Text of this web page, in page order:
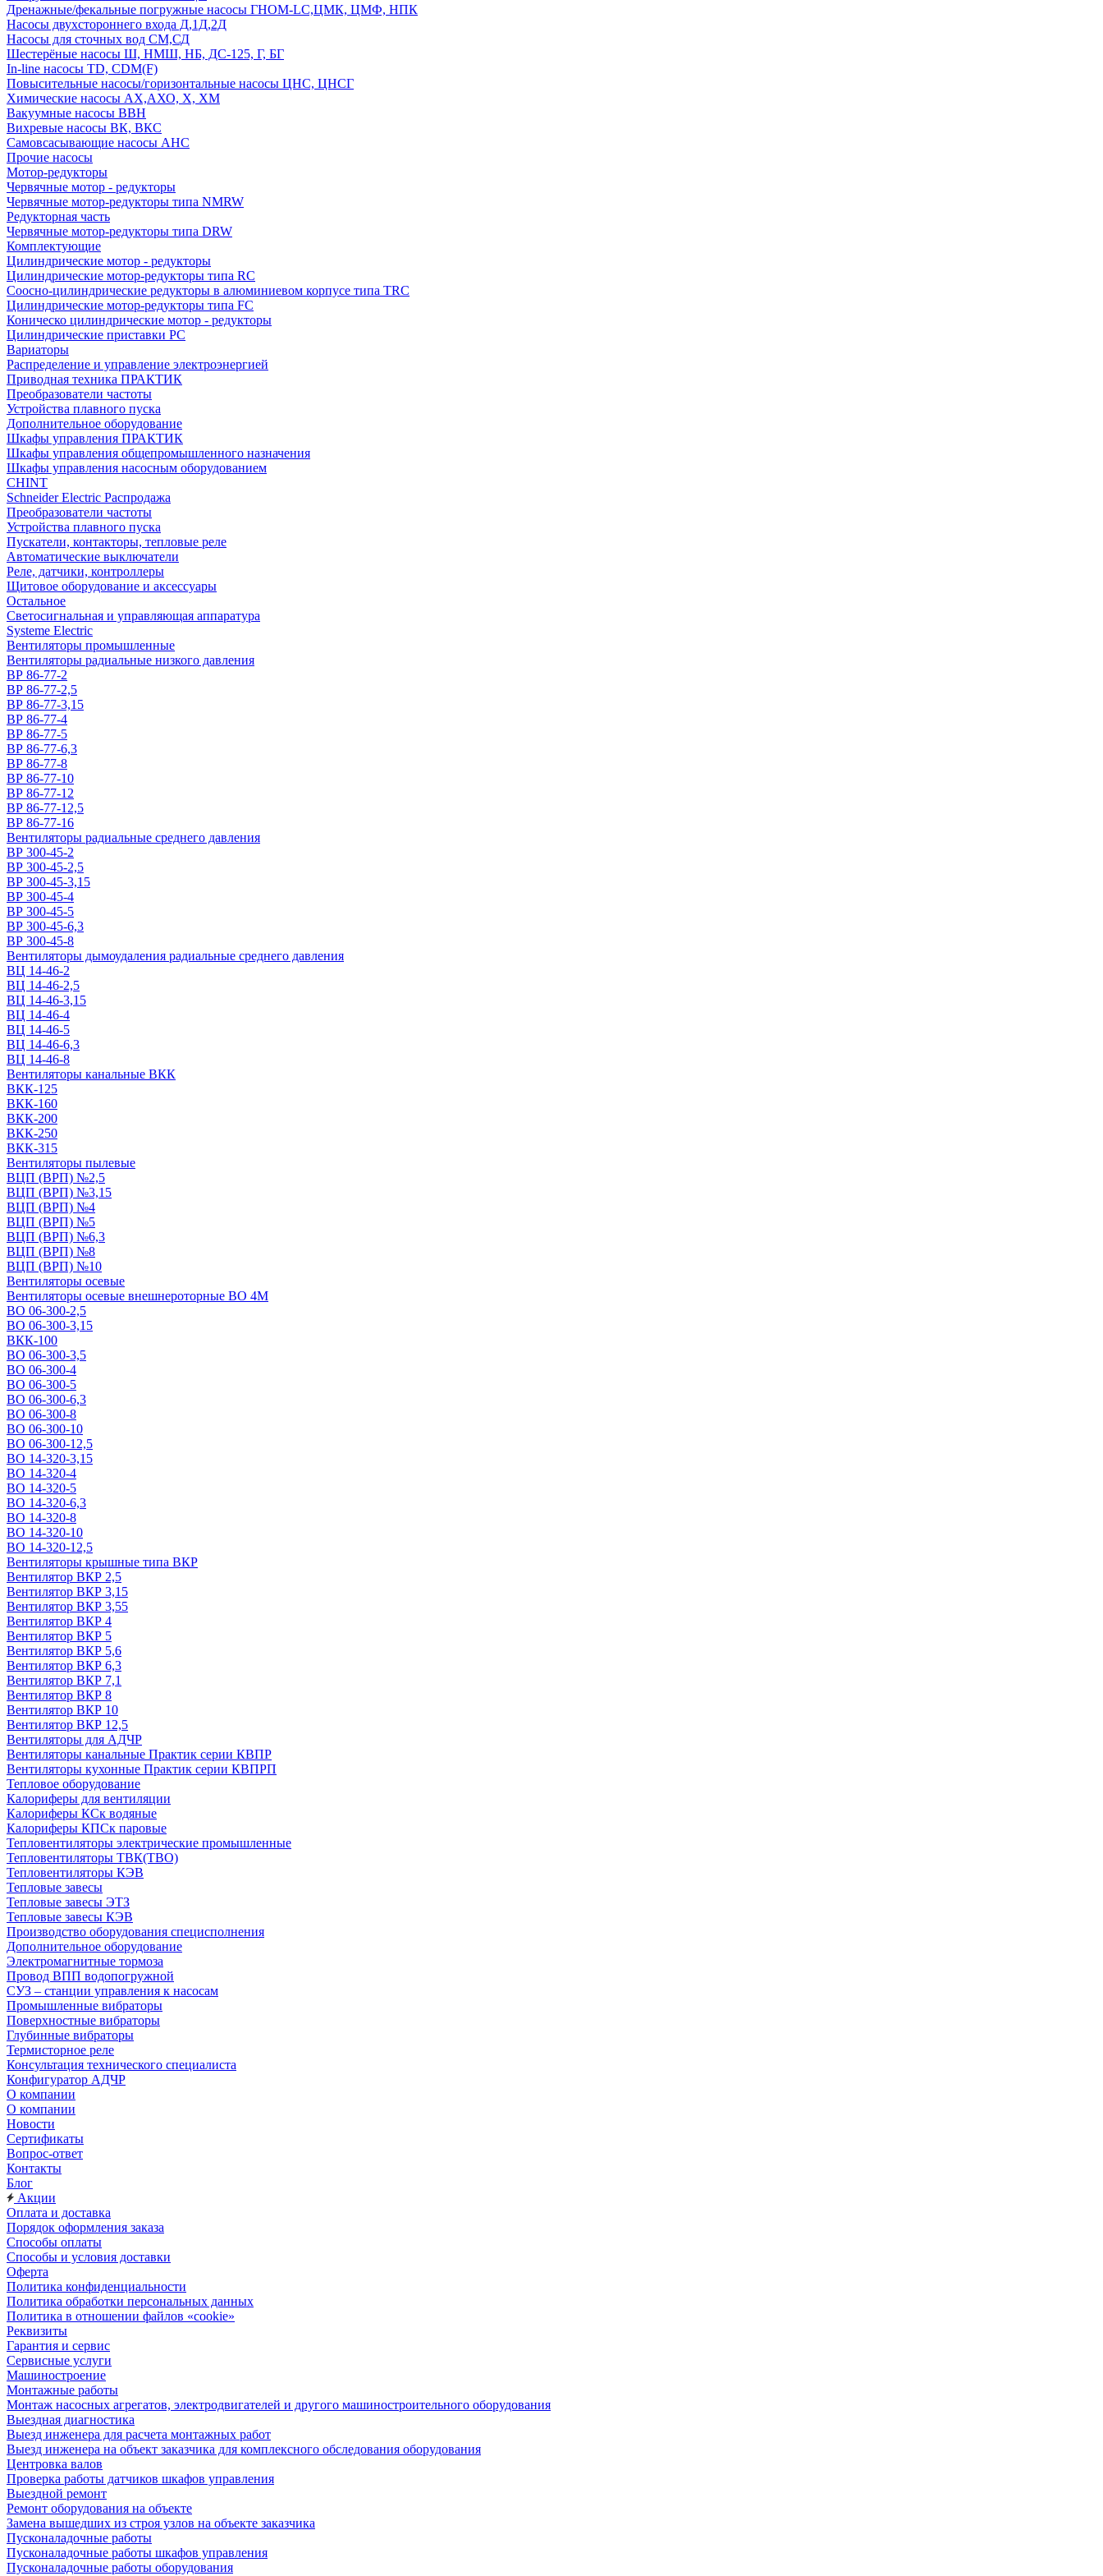
Дренажные/фекальные погружные насосы ГНОМ-LC,ЦМК, ЦМФ, НПК
Насосы двухстороннего входа Д,1Д,2Д
Насосы для сточных вод СМ,СД
Шестерёные насосы Ш, НМШ, НБ, ДС-125, Г, БГ
In-line насосы TD, CDM(F)
Повысительные насосы/горизонтальные насосы ЦНС, ЦНСГ
Химические насосы АХ,АХО, Х, ХМ
Вакуумные насосы ВВН
Вихревые насосы ВК, ВКС
Самовсасывающие насосы АНС
Прочие насосы
Мотор-редукторы
Червячные мотор - редукторы
Червячные мотор-редукторы типа NMRW
Редукторная часть
Червячные мотор-редукторы типа DRW
Комплектующие
Цилиндрические мотор - редукторы
Цилиндрические мотор-редукторы типа RC
Соосно-цилиндрические редукторы в алюминиевом корпусе типа TRC
Цилиндрические мотор-редукторы типа FC
Коническо цилиндрические мотор - редукторы
Цилиндрические приставки PC
Вариаторы
Распределение и управление электроэнергией
Приводная техника ПРАКТИК
Преобразователи частоты
Устройства плавного пуска
Дополнительное оборудование
Шкафы управления ПРАКТИК
Шкафы управления общепромышленного назначения
Шкафы управления насосным оборудованием
CHINT
Schneider Electric Распродажа
Преобразователи частоты
Устройства плавного пуска
Пускатели, контакторы, тепловые реле
Автоматические выключатели
Реле, датчики, контроллеры
Щитовое оборудование и аксессуары
Остальное
Светосигнальная и управляющая аппаратура
Systeme Electric
Вентиляторы промышленные
Вентиляторы радиальные низкого давления
ВР 86-77-2
ВР 86-77-2,5
ВР 86-77-3,15
ВР 86-77-4
ВР 86-77-5
ВР 86-77-6,3
ВР 86-77-8
ВР 86-77-10
ВР 86-77-12
ВР 86-77-12,5
ВР 86-77-16
Вентиляторы радиальные среднего давления
ВР 300-45-2
ВР 300-45-2,5
ВР 300-45-3,15
ВР 300-45-4
ВР 300-45-5
ВР 300-45-6,3
ВР 300-45-8
Вентиляторы дымоудаления радиальные среднего давления
ВЦ 14-46-2
ВЦ 14-46-2,5
ВЦ 14-46-3,15
ВЦ 14-46-4
ВЦ 14-46-5
ВЦ 14-46-6,3
ВЦ 14-46-8
Вентиляторы канальные ВКК
ВКК-125
ВКК-160
ВКК-200
ВКК-250
ВКК-315
Вентиляторы пылевые
ВЦП (ВРП) №2,5
ВЦП (ВРП) №3,15
ВЦП (ВРП) №4
ВЦП (ВРП) №5
ВЦП (ВРП) №6,3
ВЦП (ВРП) №8
ВЦП (ВРП) №10
Вентиляторы осевые
Вентиляторы осевые внешнероторные ВО 4М
ВО 06-300-2,5
ВО 06-300-3,15
ВКК-100
ВО 06-300-3,5
ВО 06-300-4
ВО 06-300-5
ВО 06-300-6,3
ВО 06-300-8
ВО 06-300-10
ВО 06-300-12,5
ВО 14-320-3,15
ВО 14-320-4
ВО 14-320-5
ВО 14-320-6,3
ВО 14-320-8
ВО 14-320-10
ВО 14-320-12,5
Вентиляторы крышные типа ВКР
Вентилятор ВКР 2,5
Вентилятор ВКР 3,15
Вентилятор ВКР 3,55
Вентилятор ВКР 4
Вентилятор ВКР 5
Вентилятор ВКР 5,6
Вентилятор ВКР 6,3
Вентилятор ВКР 7,1
Вентилятор ВКР 8
Вентилятор ВКР 10
Вентилятор ВКР 12,5
Вентиляторы для АДЧР
Вентиляторы канальные Практик серии КВПР
Вентиляторы кухонные Практик серии КВПРП
Тепловое оборудование
Калориферы для вентиляции
Калориферы КСк водяные
Калориферы КПСк паровые
Тепловентиляторы электрические промышленные
Тепловентиляторы ТВК(ТВО)
Тепловентиляторы КЭВ
Тепловые завесы
Тепловые завесы ЭТЗ
Тепловые завесы КЭВ
Производство оборудования специсполнения
Дополнительное оборудование
Электромагнитные тормоза
Провод ВПП водопогружной
СУЗ – станции управления к насосам
Промышленные вибраторы
Поверхностные вибраторы
Глубинные вибраторы
Термисторное реле
Консультация технического специалиста
Конфигуратор АДЧР
О компании
О компании
Новости
Сертификаты
Вопрос-ответ
Контакты
Блог
Акции
Оплата и доставка
Порядок оформления заказа
Способы оплаты
Способы и условия доставки
Оферта
Политика конфиденциальности
Политика обработки персональных данных
Политика в отношении файлов «cookie»
Реквизиты
Гарантия и сервис
Сервисные услуги
Машиностроение
Монтажные работы
Монтаж насосных агрегатов, электродвигателей и другого машиностроительного оборудования
Выездная диагностика
Выезд инженера для расчета монтажных работ
Выезд инженера на объект заказчика для комплексного обследования оборудования
Центровка валов
Проверка работы датчиков шкафов управления
Выездной ремонт
Ремонт оборудования на объекте
Замена вышедших из строя узлов на объекте заказчика
Пусконаладочные работы
Пусконаладочные работы шкафов управления
Пусконаладочные работы оборудования